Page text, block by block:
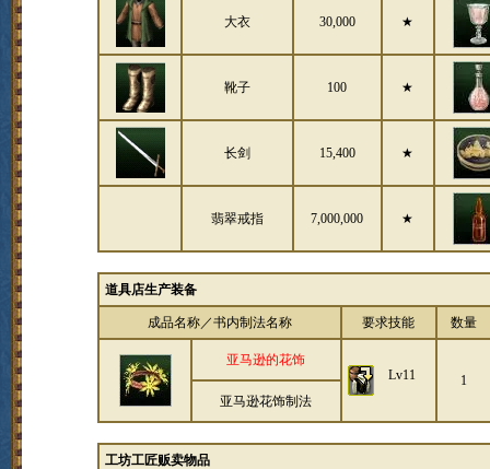
大衣 30,000 ★
靴子 100 ★
长剑 15,400 ★
翡翠戒指 7,000,000 ★
道具店生产装备
成品名称／书内制法名称 要求技能 数量
亚马逊的花饰
Lv11
1
亚马逊花饰制法
工坊工匠贩卖物品